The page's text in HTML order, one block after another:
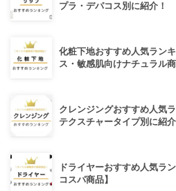
プラ・デパコス別に紹介！
化粧下地おすすめ人気ラン
ス・敏感肌向けナチュラル
クレンジングおすすめ人気
テクスチャータイプ別に紹介
ドライヤーおすすめ人気ラ
コスパ商品】